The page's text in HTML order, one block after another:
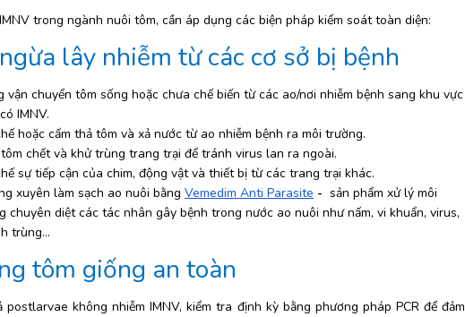
trong ngành nuôi tôm, cần áp dụng các biện pháp kiểm soát toàn diện:
lây nhiễm từ các cơ sở bị bệnh
vận chuyển tôm sống hoặc chưa chế biến từ các ao/nơi nhiễm bệnh sang khu vực
IMNV.
hoặc cấm thả tôm và xả nước từ ao nhiễm bệnh ra môi trường.
chết và khử trùng trang trại để tránh virus lan ra ngoài.
sự tiếp cận của chim, động vật và thiết bị từ các trang trại khác.
xuyên làm sạch ao nuôi bằng Vemedim Anti Parasite - sản phẩm xử lý môi
chuyên diệt các tác nhân gây bệnh trong nước ao nuôi như nấm, vi khuẩn, virus,
trùng...
tôm giống an toàn
postlarvae không nhiễm IMNV, kiểm tra định kỳ bằng phương pháp PCR để đảm